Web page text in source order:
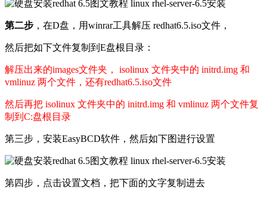
第二步 ，在D盘，用winrar工具解压 redhat6.5.iso文件，
然后把如下文件复制到E盘根目录：
解压出来的images文件夹， isolinux 文件夹中的 initrd.img 和
vmlinuz 两个文件，还有redhat6.5.iso文件
然后再把 isolinux 文件夹中的 initrd.img 和 vmlinuz 两个文件复
制到C:盘根目录
第三步，安装EasyBCD软件，然后如下图进行设置
第四步，点击设置文档，把下面的文字复制进去